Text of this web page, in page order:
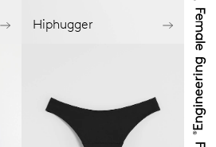
Hiphugger